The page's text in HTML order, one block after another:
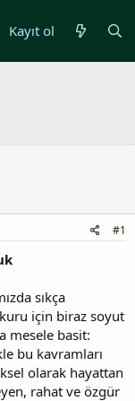
Kayıt ol
#1
sıkça
için biraz soyut
mesele basit:
bu kavramları
olarak hayattan
rahat ve özgür